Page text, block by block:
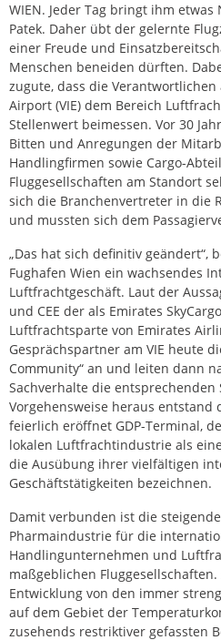
WIEN. Jeder Tag bringt ihm etwas
Patek. Daher übt der gelernte
einer Freude und
Menschen beneiden dürften.
zugute, dass die
Airport (VIE) dem Bereich
Stellenwert beimessen. Vor 30
Bitten und Anregungen der
Handlingfirmen sowie Cargo-
Fluggesellschaften am Standort
sich die Branchenvertreter in die
und mussten sich dem
„Das hat sich definitiv geändert“,
Fughafen Wien ein wachsendes
Luftfrachtgeschäft. Laut der
und CEE der als Emirates
Luftfrachtsparte von Emirates
Gesprächspartner am VIE heute
Community“ an und leiten dann
Sachverhalte die
Vorgehensweise heraus entstand
feierlich eröffnet GDP-Terminal,
lokalen Luftfrachtindustrie als
die Ausübung ihrer vielfältigen
Geschäftstätigkeiten bezeichnen.
Damit verbunden ist die
Pharmaindustrie für die
Handlingunternehmen und
maßgeblichen
Entwicklung von den immer
auf dem Gebiet der
zusehends restriktiver gefassten